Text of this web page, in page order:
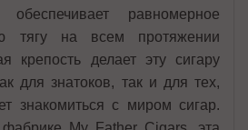
обеспечивает равномерное
тягу на всем протяжении
крепость делает эту сигару
для знатоков, так и для тех,
знакомиться с миром сигар.